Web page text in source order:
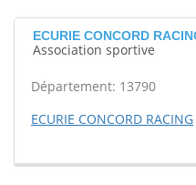
ECURIE CONCORD
Association sportive
Département: 13790
ECURIE CONCORD RACING